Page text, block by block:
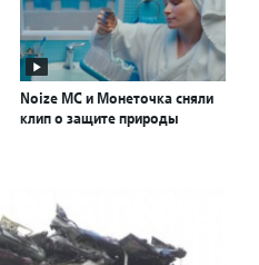
Noize MС и Монеточка cняли
клип о защите природы